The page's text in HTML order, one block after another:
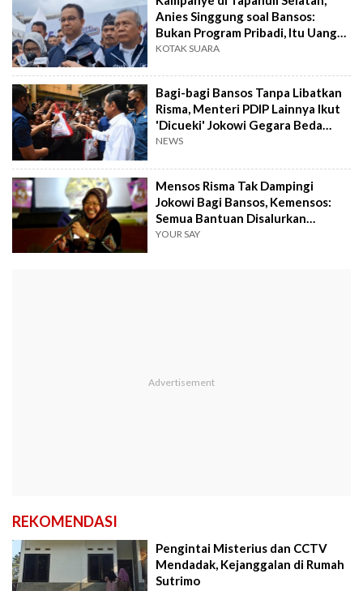
Anies Singgung soal Bansos:
Bukan Program Pribadi, Itu Uang
Rakyat
KOTAK SUARA
Bagi-bagi Bansos Tanpa Libatkan
Risma, Menteri PDIP Lainnya Ikut
'Dicueki' Jokowi Gegara Beda
Dukungan di Pilpres?
NEWS
Mensos Risma Tak Dampingi
Jokowi Bagi Bansos, Kemensos:
Semua Bantuan Disalurkan
Melalui Rekening
YOUR SAY
REKOMENDASI
Pengintai Misterius dan CCTV
Mendadak, Kejanggalan di Rumah
Sutrimo